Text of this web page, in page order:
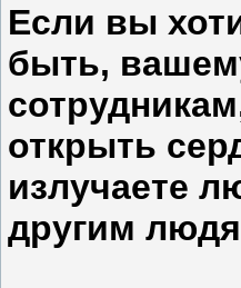
Если вы
быть,
открыть
излучаете
другим